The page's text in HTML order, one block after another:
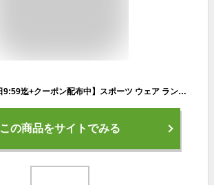
【ポイント2倍!27日9:59迄+クーポン配布中】スポーツ ウェア ランニングウェア トレーニングウェア スポーツウェア セット 上下 パーカー 長袖 半袖 トップス ハーフパンツ タイツ レギンス メンズ 男性 ランニング トレーニング 筋トレ ジムウェア 吸汗 秋 冬
この商品をサイトでみる